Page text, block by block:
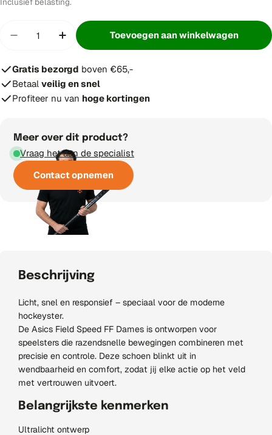
Hoeveelheid verminderen voor Asics Field
Verhoog aantal voor Asics Field
Toevoegen aan winkelwagen
Gratis bezorgd boven €65,-
Betaal veilig en snel
Profiteer nu van hoge kortingen
Meer over dit product?
Vraag het aan de specialist
Contact opnemen
Beschrijving
Licht, snel en responsief – speciaal voor de moderne
hockeyster.
De Asics Field Speed FF Dames is ontworpen voor
speelsters die razendsnelle bewegingen combineren met
precisie en controle. Deze schoen blinkt uit in
wendbaarheid en comfort, zodat jij elke actie op het veld
met vertrouwen uitvoert.
Belangrijkste kenmerken
Ultralicht ontwerp